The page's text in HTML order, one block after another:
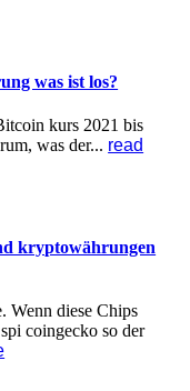
was ist los?
kurs 2021 bis
was der... read
kryptowährungen
Wenn diese Chips
coingecko so der